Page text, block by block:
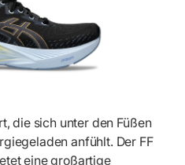
die sich unter den Füßen
anfühlt. Der FF
eine großartige